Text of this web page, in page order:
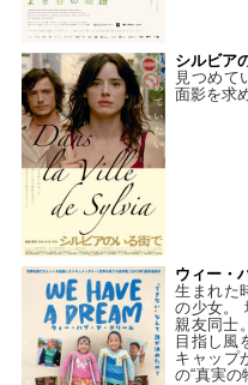
シルビア
見つめて
面影を求
ウィー・
生まれた
の少女。
親友同士
目指し風
キャップ
の“真実の